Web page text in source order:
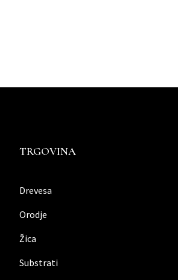
TRGOVINA
Drevesa
Orodje
Žica
Substrati